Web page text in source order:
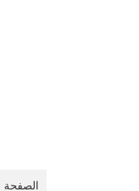
الصفحة